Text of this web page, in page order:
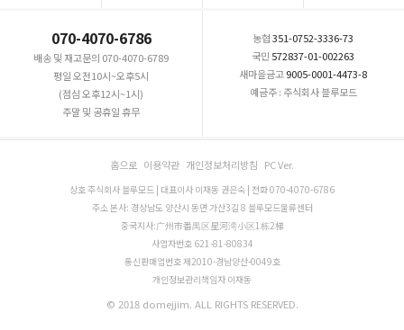
070-4070-6786
배송 및 재고문의 070-4070-6789
평일 오전10시~오후5시
(점심 오후12시~1시)
주말 및 공휴일 휴무
농협351-0752-3336-73
국민 572837-01-002263
새마을금고9005-0001-4473-8
예금주 : 주식회사 블루모드
홈으로 이용약관 개인정보처리방침 PC Ver.
상호 주식회사 블루모드 | 대표이사 이재동 권은숙 | 전화 070-4070-6786
주소 본사: 경상남도 양산시 동면 가산3길 8 블루모드물류센터
중국지사:广州市番禺区星河湾小区1栋2梯
사업자번호 621-81-80834
통신판매업번호 제2010-경남양산-0049호
개인정보관리책임자 이재동
© 2018 domejjim. ALL RIGHTS RESERVED.